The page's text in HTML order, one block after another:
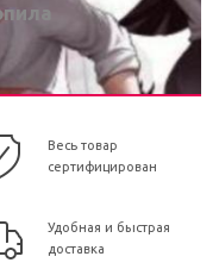
Весь товар
сертифицирован
Удобная и быстрая
доставка